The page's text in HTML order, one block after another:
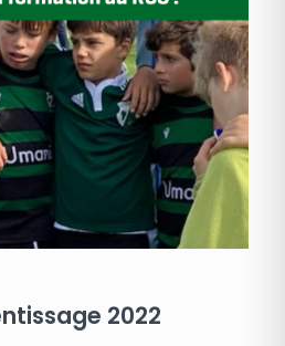
2022